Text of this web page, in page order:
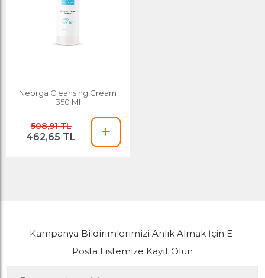
Neorga Cleansing Cream
350 Ml
508,91 TL
462,65 TL
Kampanya Bildirimlerimizi Anlık Almak İçin E-
Posta Listemize Kayıt Olun